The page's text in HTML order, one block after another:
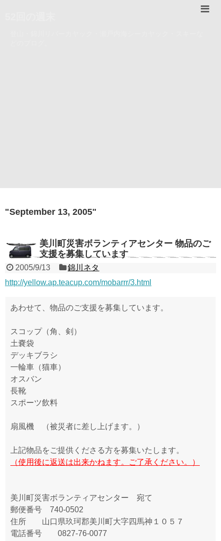
"September 13, 2005"
美川町災害ボランティアセンター 物品のご
支援を募集しています
2005/9/13
錦川ネタ
http://yellow.ap.teacup.com/mobarrr/3.html
あわせて、物品のご支援を募集しています。
スコップ（角、剣）
土嚢袋
デッキブラシ
一輪車（猫車）
オスバン
長靴
スポーツ飲料
扇風機 （被災者に差し上げます。）
上記物品をご提供くださる方を募集いたします。
（使用後に返送は出来かねます。ご了承ください。）
美川町災害ボランティアセンター 宛て
郵便番号 740-0502
住所 山口県玖珂郡美川町大字四馬神１０５７
電話番号 0827-76-0077